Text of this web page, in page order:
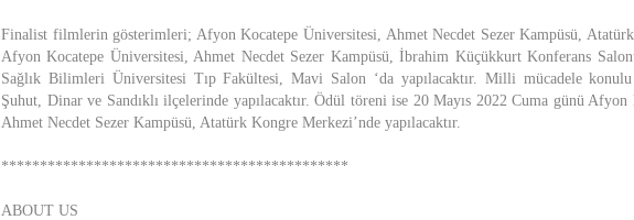
Finalist filmlerin gösterimleri; Afyon Kocatepe Üniversitesi, Ahmet Necdet Sezer Kampüsü,
Afyon Kocatepe Üniversitesi, Ahmet Necdet Sezer Kampüsü, İbrahim Küçükkurt Konferans
Sağlık Bilimleri Üniversitesi Tıp Fakültesi, Mavi Salon ‘da yapılacaktır. Milli mücadele
Şuhut, Dinar ve Sandıklı ilçelerinde yapılacaktır. Ödül töreni ise 20 Mayıs 2022 Cuma günü
Ahmet Necdet Sezer Kampüsü, Atatürk Kongre Merkezi’nde yapılacaktır.
*********************************************
ABOUT US